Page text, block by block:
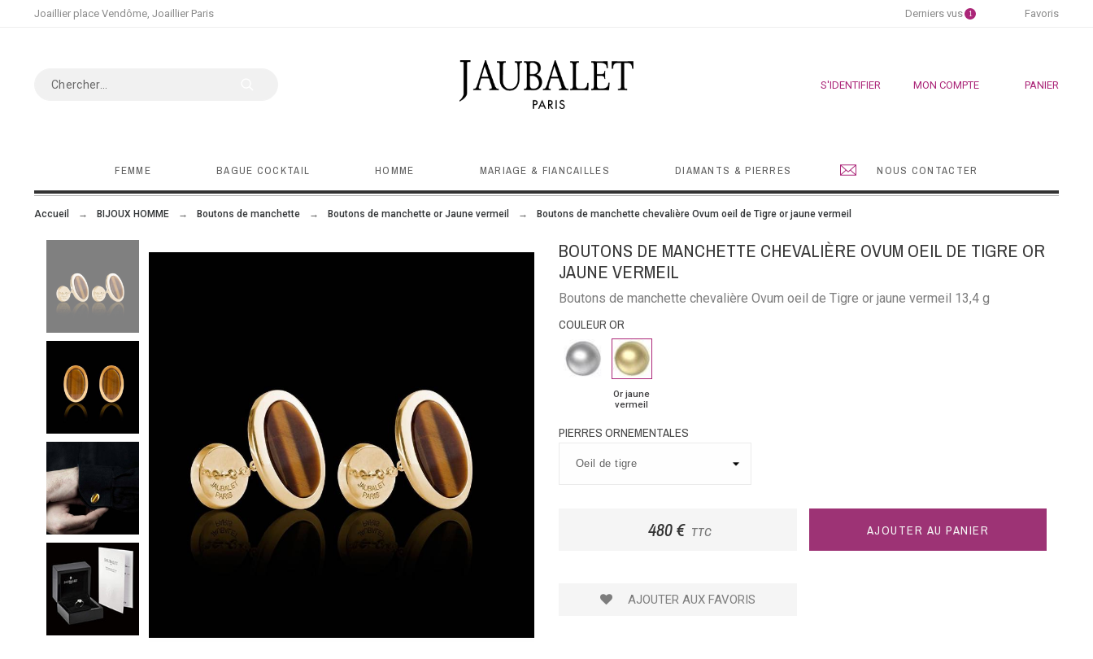
Joaillier place Vendôme, Joaillier Paris Derniers vus 1 Favoris
S'IDENTIFIER MON COMPTE PANIER
FEMME BAGUE COCKTAIL HOMME MARIAGE & FIANCAILLES DIAMANTS & PIERRES NOUS CONTACTER
Accueil BIJOUX HOMME Boutons de manchette Boutons de manchette or Jaune vermeil Boutons de manchette chevalière Ovum oeil de Tigre or jaune vermeil
BOUTONS DE MANCHETTE CHEVALIÈRE OVUM OEIL DE TIGRE OR
JAUNE VERMEIL
Boutons de manchette chevalière Ovum oeil de Tigre or jaune vermeil 13,4 g
COULEUR OR
Argent
palladié
Or
jaune
Or jaune
vermeil
PIERRES ORNEMENTALES
480 € TTC AJOUTER AU PANIER
AJOUTER AUX FAVORIS